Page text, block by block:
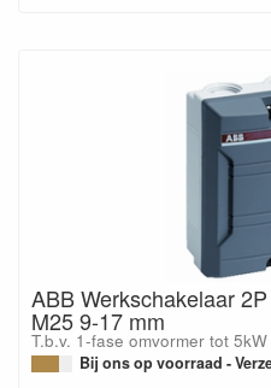
ABB Werkschakelaar
M25 9-17 mm
T.b.v. 1-fase omvormer tot 5kW
Bij ons op voorraad -